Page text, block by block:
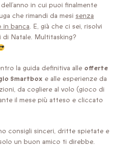
in cui puoi finalmente
che rimandi da mesi senza
banca. E, già che ci sei, risolvi
di Natale. Multitasking?
la guida definitiva alle offerte
Smartbox e alle esperienze da
da cogliere al volo (gioco di
il mese più atteso e cliccato
consigli sinceri, dritte spietate e
un buon amico ti direbbe.